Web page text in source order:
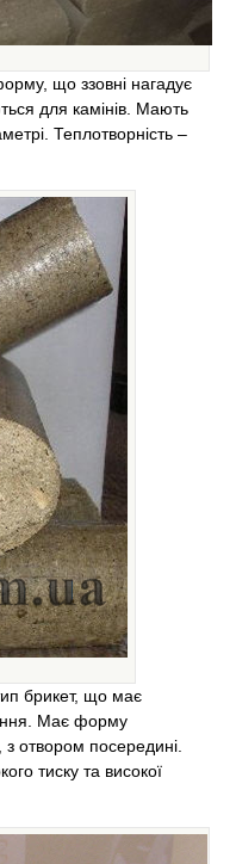
що ззовні нагадує
для камінів. Мають
Теплотворність –
брикет, що має
Має форму
отвором посередині.
тиску та високої